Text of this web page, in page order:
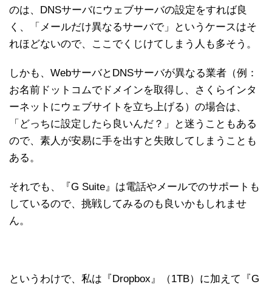
のは、DNSサーバにウェブサーバの設定をすれば良
く、「メールだけ異なるサーバで」というケースはそ
れほどないので、ここでくじけてしまう人も多そう。
しかも、WebサーバとDNSサーバが異なる業者（例：
お名前ドットコムでドメインを取得し、さくらインタ
ーネットにウェブサイトを立ち上げる）の場合は、
「どっちに設定したら良いんだ？」と迷うこともある
ので、素人が安易に手を出すと失敗してしまうことも
ある。
それでも、『G Suite』は電話やメールでのサポートも
しているので、挑戦してみるのも良いかもしれませ
ん。
というわけで、私は『Dropbox』（1TB）に加えて『G